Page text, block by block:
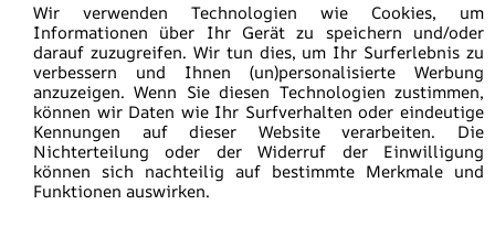
Wir verwenden Technologien wie Cookies, um
Informationen über Ihr Gerät zu speichern und/oder
darauf zuzugreifen. Wir tun dies, um Ihr Surferlebnis zu
verbessern und Ihnen (un)personalisierte Werbung
anzuzeigen. Wenn Sie diesen Technologien zustimmen,
können wir Daten wie Ihr Surfverhalten oder eindeutige
Kennungen auf dieser Website verarbeiten. Die
Nichterteilung oder der Widerruf der Einwilligung
können sich nachteilig auf bestimmte Merkmale und
Funktionen auswirken.
versandkostenfrei
Lieferzeitvon 2 bis 4Werktagen
Die Mustergröße beträgt 30 x 50 cm. Das Muster enthält
die gesamte Grafik, sodass Sie die Farben beurteilen
können. Außerdem verfügt es über eine Zoomfunktion zur